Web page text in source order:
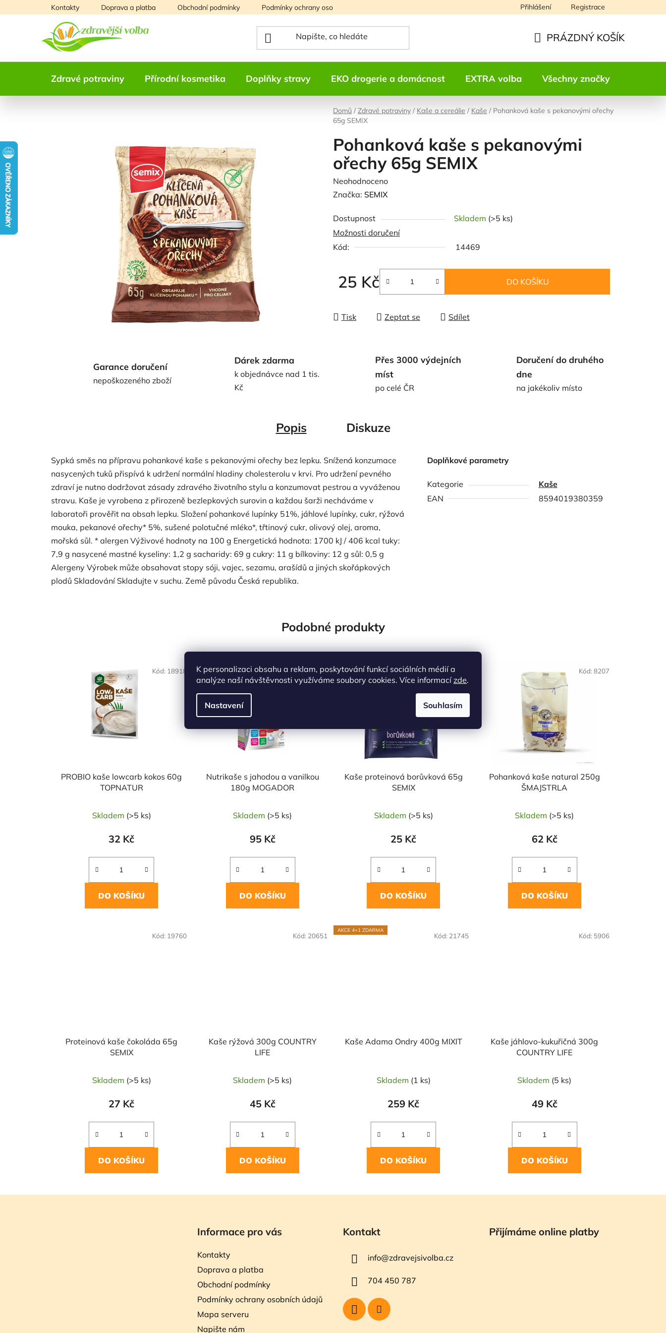
K personalizaci obsahu a reklam, poskytování funkcí sociálních médií a
analýze naší návštěvnosti využíváme soubory cookies. Více informacízde.
Nastavení Souhlasím
na
Kontakty Doprava a platba Obchodní podmínky Podmínky ochrany osobních údajů Přihlášení Registrace
KOŠÍK
PRÁZDNÝ KOŠÍK
Zdravé potraviny Přírodní kosmetika Doplňky stravy EKO drogerie a domácnost EXTRA volba Všechny značky
Domů / Zdravé potraviny / Kaše a cereálie / Kaše / Pohanková kaše s pekanovými ořechy
65g SEMIX
Pohanková kaše s pekanovými
ořechy 65g SEMIX
Průměrné
hodnocení
je
0,0
z
hvězdiček.
Neohodnoceno
Značka: SEMIX
Dostupnost Skladem (>5 ks)
Možnosti doručení
Kód:
14469
25 Kč
Měrná cena:
DO KOŠÍKU
Tisk Zeptat se Sdílet
Garance doručení
nepoškozeného zboží
Dárek zdarma
k objednávce nad 1 tis.
Kč
Přes 3000 výdejních
míst
po celé ČR
Doručení do druhého
dne
na jakékoliv místo
Popis Diskuze
Sypká směs na přípravu pohankové kaše s pekanovými ořechy bez lepku. Snížená konzumace
nasycených tuků přispívá k udržení normální hladiny cholesterolu v krvi. Pro udržení pevného
zdraví je nutno dodržovat zásady zdravého životního stylu a konzumovat pestrou a vyváženou
stravu. Kaše je vyrobena z přirozeně bezlepkových surovin a každou šarži necháváme v
laboratoři prověřit na obsah lepku. Složení pohankové lupínky 51%, jáhlové lupínky, cukr, rýžová
mouka, pekanové ořechy* 5%, sušené polotučné mléko*, třtinový cukr, olivový olej, aroma,
mořská sůl. * alergen Výživové hodnoty na 100 g Energetická hodnota: 1700 kJ / 406 kcal tuky:
7,9 g nasycené mastné kyseliny: 1,2 g sacharidy: 69 g cukry: 11 g bílkoviny: 12 g sůl: 0,5 g
Alergeny Výrobek může obsahovat stopy sóji, vajec, sezamu, arašídů a jiných skořápkových
plodů Skladování Skladujte v suchu. Země původu Česká republika.
Doplňkové parametry
Kategorie
Kaše
EAN
8594019380359
Podobné produkty
PROBIO kaše lowcarb kokos 60g
TOPNATUR
Skladem (>5 ks)
32 Kč
DO KOŠÍKU
Kód: 18918
Nutrikaše s jahodou a vanilkou
180g MOGADOR
Skladem (>5 ks)
95 Kč
DO KOŠÍKU
Kód:7409
Kaše proteinová borůvková 65g
SEMIX
Skladem (>5 ks)
25 Kč
DO KOŠÍKU
Kód: 19693
Pohanková kaše natural 250g
ŠMAJSTRLA
Skladem (>5 ks)
62 Kč
DO KOŠÍKU
Kód: 8207
Proteinová kaše čokoláda 65g
SEMIX
Skladem (>5 ks)
27 Kč
DO KOŠÍKU
Kód: 19760
Kaše rýžová 300g COUNTRY
LIFE
Skladem (>5 ks)
45 Kč
DO KOŠÍKU
Kód: 20651
AKCE 4+1 ZDARMA
Kaše Adama Ondry 400g MIXIT
Skladem (1 ks)
259 Kč
DO KOŠÍKU
Kód: 21745
Kaše jáhlovo-kukuřičná 300g
COUNTRY LIFE
Skladem (5 ks)
49 Kč
DO KOŠÍKU
Kód: 5906
Informace pro vás
Kontakty
Doprava a platba
Obchodní podmínky
Podmínky ochrany osobních údajů
Mapa serveru
Napište nám
Kontakt
info@zdravejsivolba.cz
704 450 787
Přijímáme online platby